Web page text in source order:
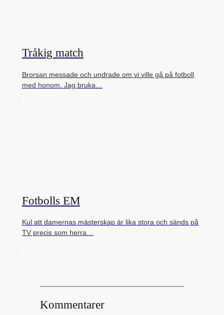
Tråkig match
Brorsan messade och undrade om vi ville gå på fotboll
med honom. Jag bruka…
Fotbolls EM
Kul att damernas mästerskap är lika stora och sänds på
TV precis som herra…
Kommentarer